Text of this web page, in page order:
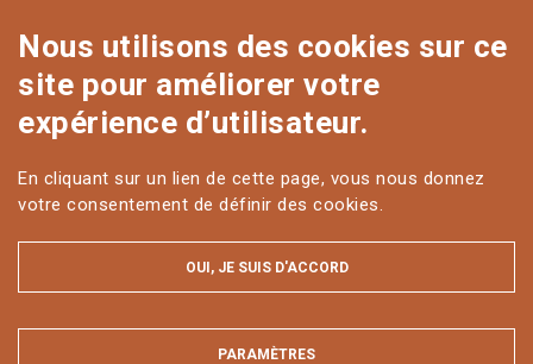
CONTACT
Nous utilisons des cookies sur ce
site pour améliorer votre
expérience d’utilisateur.
En cliquant sur un lien de cette page, vous nous donnez
votre consentement de définir des cookies.
OUI, JE SUIS D'ACCORD
MASQUER
PARAMÈTRES